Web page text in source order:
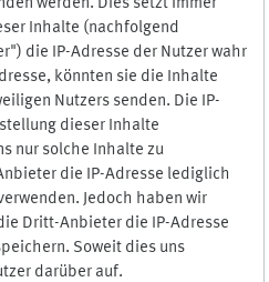
werden. Dies setzt immer
Inhalte (nachfolgend
die IP-Adresse der Nutzer wahr
könnten sie die Inhalte
Nutzers senden. Die IP-
dieser Inhalte
nur solche Inhalte zu
die IP-Adresse lediglich
Jedoch haben wir
Dritt-Anbieter die IP-Adresse
Soweit dies uns
darüber auf.